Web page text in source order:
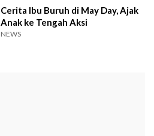
Cerita Ibu Buruh di May Day, Ajak
Anak ke Tengah Aksi
NEWS